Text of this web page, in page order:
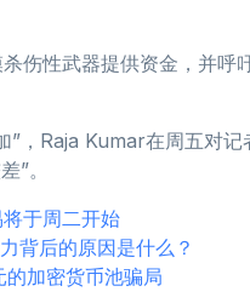
伤性武器提供资金，并呼
，Raja Kumar在周五对记
”。
于周二开始
背后的原因是什么？
加密货币池骗局